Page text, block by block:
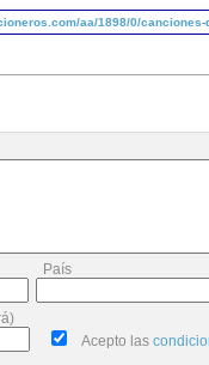
aa/1898/0/canciones-
País
Acepto las